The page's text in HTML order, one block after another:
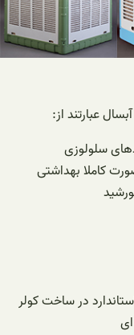
عبارتند از:
سلولوزی
کاملا بهداشتی
در ساخت کولر